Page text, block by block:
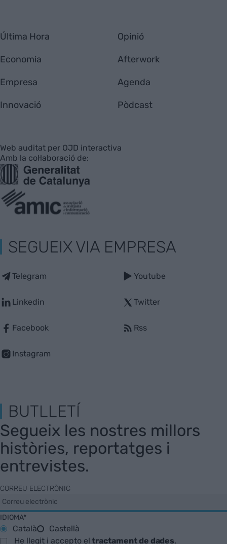
Última Hora
Economia
Empresa
Innovació
Opinió
Afterwork
Agenda
Pòdcast
Web auditat per OJD interactiva
Amb la col·laboració de:
SEGUEIX VIA EMPRESA
Telegram
Linkedin
Facebook
Instagram
Youtube
Twitter
Rss
BUTLLETÍ
Segueix les nostres millors
històries, reportatges i
entrevistes.
CORREU ELECTRÒNIC
IDIOMA*
Català
Castellà
He llegit i accepto eltractament de dades.